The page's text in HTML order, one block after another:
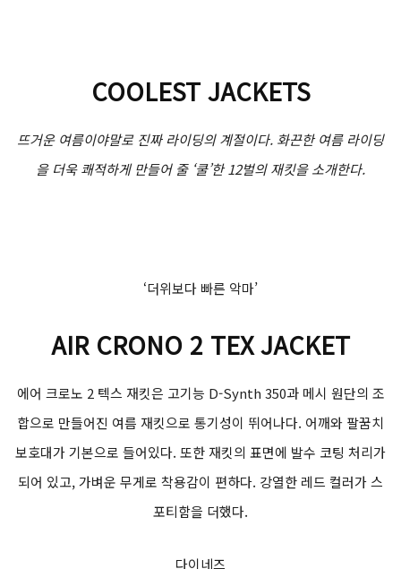
COOLEST JACKETS
뜨거운 여름이야말로 진짜 라이딩의 계절이다. 화끈한 여름 라이딩
을 더욱 쾌적하게 만들어 줄 ‘쿨’한 12벌의 재킷을 소개한다.
‘더위보다 빠른 악마’
AIR CRONO 2 TEX JACKET
에어 크로노 2 텍스 재킷은 고기능 D-Synth 350과 메시 원단의 조
합으로 만들어진 여름 재킷으로 통기성이 뛰어나다. 어깨와 팔꿈치
보호대가 기본으로 들어있다. 또한 재킷의 표면에 발수 코팅 처리가
되어 있고, 가벼운 무게로 착용감이 편하다. 강열한 레드 컬러가 스
포티함을 더했다.
다이네즈